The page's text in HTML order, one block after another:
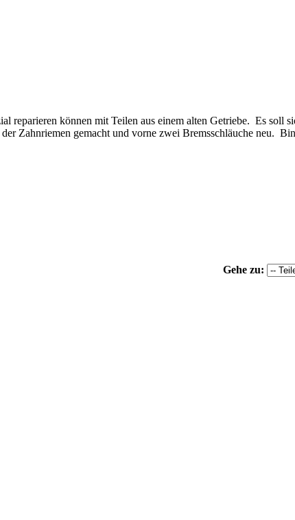
reparieren können mit Teilen aus einem alten Getriebe. Es soll
Zahnriemen gemacht und vorne zwei Bremsschläuche neu.
Gehe zu: